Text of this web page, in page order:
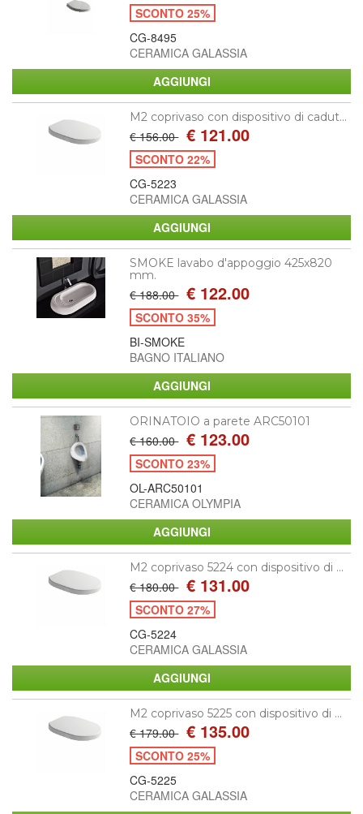
SCONTO 25%
CG-8495
CERAMICA GALASSIA
M2 coprivaso con dispositivo di cadut...
€ 156.00 € 121.00
SCONTO 22%
CG-5223
CERAMICA GALASSIA
SMOKE lavabo d'appoggio 425x820
mm.
€ 188.00 € 122.00
SCONTO 35%
BI-SMOKE
BAGNO ITALIANO
ORINATOIO a parete ARC50101
€ 160.00 € 123.00
SCONTO 23%
OL-ARC50101
CERAMICA OLYMPIA
M2 coprivaso 5224 con dispositivo di ...
€ 180.00 € 131.00
SCONTO 27%
CG-5224
CERAMICA GALASSIA
M2 coprivaso 5225 con dispositivo di ...
€ 179.00 € 135.00
SCONTO 25%
CG-5225
CERAMICA GALASSIA